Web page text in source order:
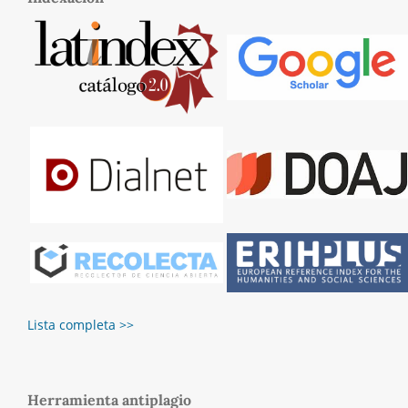
Lista completa >>
Herramienta antiplagio